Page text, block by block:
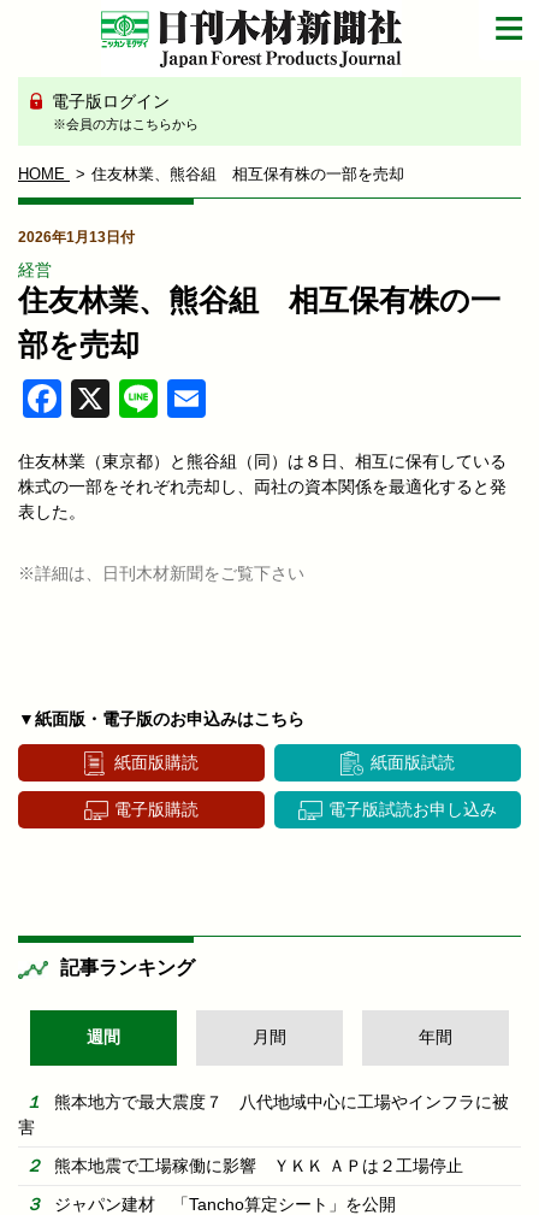
電子版ログイン
※会員の方はこちらから
HOME 住友林業、熊谷組 相互保有株の一部を売却
2026年1月13日付
経営
住友林業、熊谷組 相互保有株の一
部を売却
Facebook
X Line
住友林業（東京都）と熊谷組（同）は８日、相互に保有している
株式の一部をそれぞれ売却し、両社の資本関係を最適化すると発
表した。
※詳細は、日刊木材新聞をご覧下さい
▼紙面版・電子版のお申込みはこちら
紙面版購読 紙面版試読
電子版購読 電子版試読お申し込み
記事ランキング
週間 月間 年間
熊本地方で最大震度７ 八代地域中心に工場やインフラに被
害
熊本地震で工場稼働に影響 ＹＫＫ ＡＰは２工場停止
ジャパン建材 「Tancho算定シート」を公開